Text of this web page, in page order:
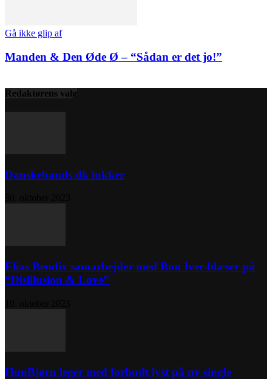
Gå ikke glip af
Manden & Den Øde Ø – “Sådan er det jo!”
Redaktørens valg
Danskebands.dk lukker
Elias Bendix samarbejder med Bon Iver-blæser på
“Disillusion & Love”
HunBjørn leger med forbudt lyst på ny single